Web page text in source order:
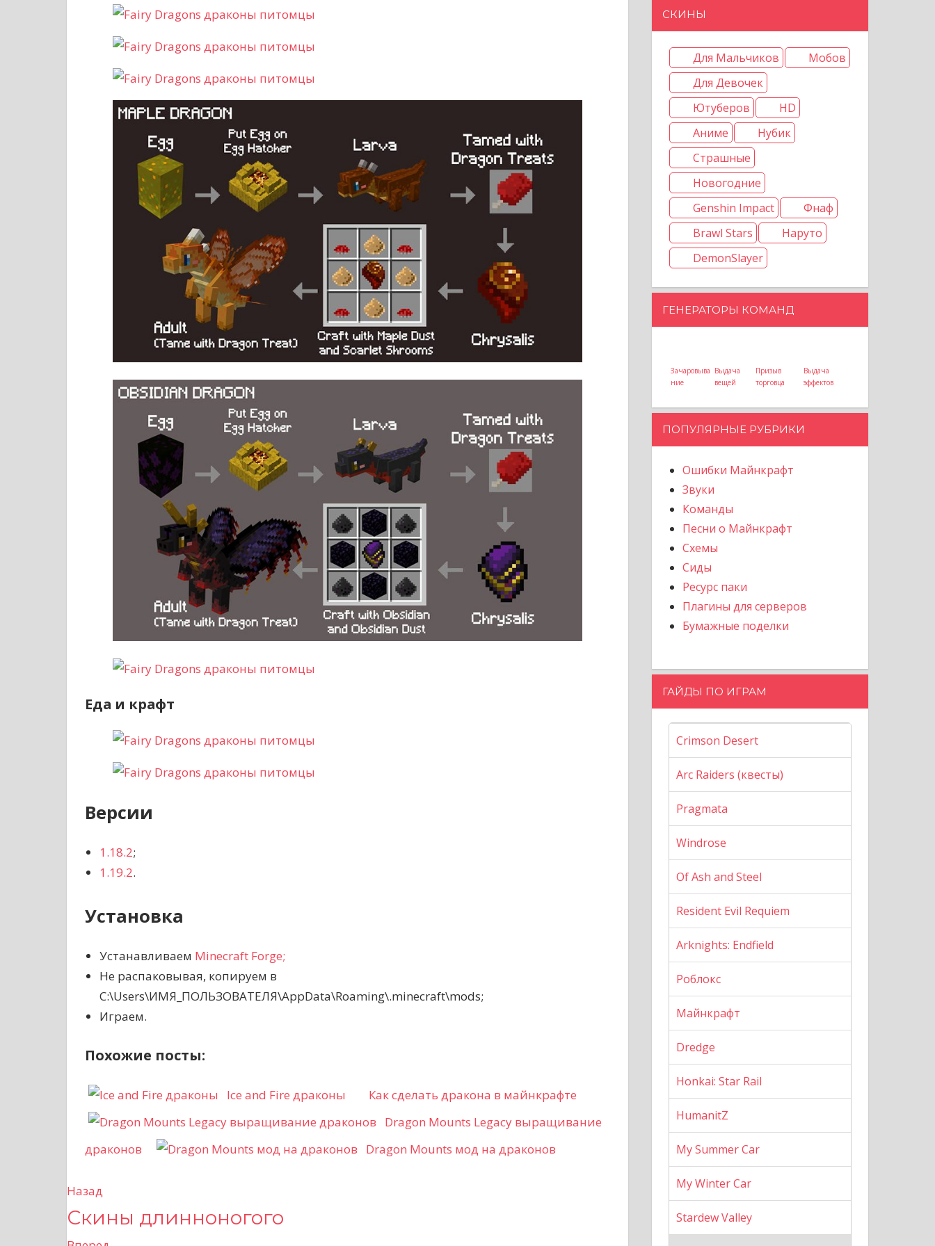
Еда и крафт
Версии
1.18.2;
1.19.2.
Установка
Устанавливаем Minecraft Forge;
Не распаковывая, копируем в
C:\Users\ИМЯ_ПОЛЬЗОВАТЕЛЯ\AppData\Roaming\.minecraft\mods;
Играем.
Похожие посты:
Ice and Fire драконы
Как сделать дракона в майнкрафте
Dragon Mounts Legacy выращивание
драконов
Dragon Mounts мод на драконов
Н
а
Назад
Скины длинноногого
СКИНЫ
Для Мальчиков
Мобов
Для Девочек
Ютуберов
HD
Аниме
Нубик
Страшные
Новогодние
Genshin Impact
Фнаф
Brawl Stars
Наруто
DemonSlayer
ГЕНЕРАТОРЫ КОМАНД
Зачаровыва
ние
Выдача
вещей
Призыв
торговца
Выдача
эффектов
ПОПУЛЯРНЫЕ РУБРИКИ
Ошибки Майнкрафт
Звуки
Команды
Песни о Майнкрафт
Схемы
Сиды
Ресурс паки
Плагины для серверов
Бумажные поделки
ГАЙДЫ ПО ИГРАМ
Crimson Desert
Arc Raiders (квесты)
Pragmata
Windrose
Of Ash and Steel
Resident Evil Requiem
Arknights: Endfield
Роблокс
Майнкрафт
Dredge
Honkai: Star Rail
HumanitZ
My Summer Car
My Winter Car
Stardew Valley